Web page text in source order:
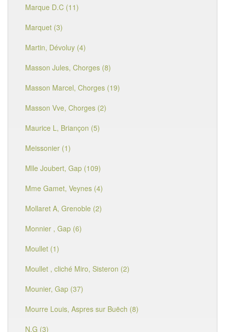
Marque D.C (11)
Marquet (3)
Martin, Dévoluy (4)
Masson Jules, Chorges (8)
Masson Marcel, Chorges (19)
Masson Vve, Chorges (2)
Maurice L, Briançon (5)
Meissonier (1)
Mlle Joubert, Gap (109)
Mme Gamet, Veynes (4)
Mollaret A, Grenoble (2)
Monnier , Gap (6)
Moullet (1)
Moullet , cliché Miro, Sisteron (2)
Mounier, Gap (37)
Mourre Louis, Aspres sur Buëch (8)
N.G (3)